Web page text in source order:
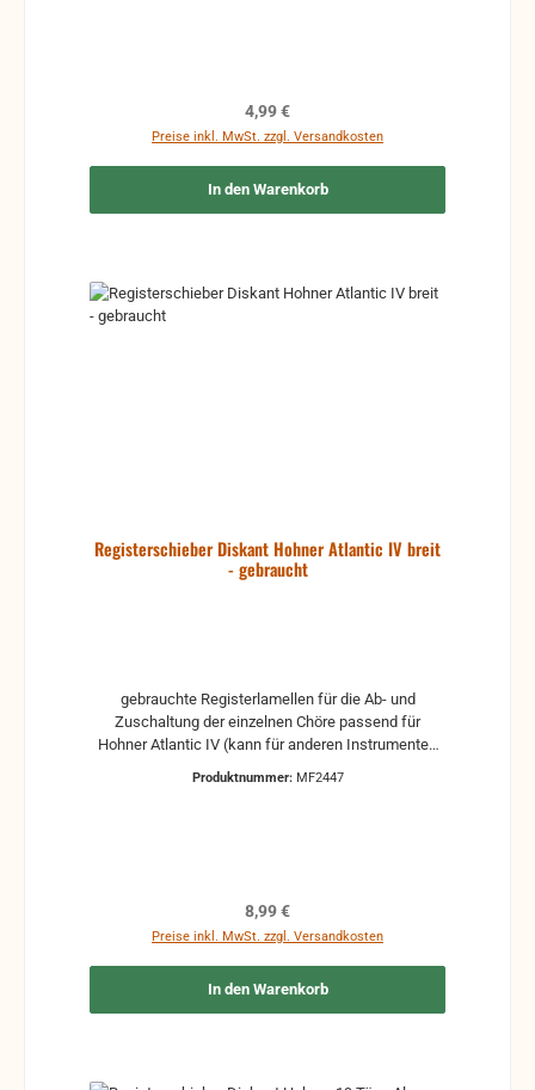
Regulärer Preis:
4,99 €
Preise inkl. MwSt. zzgl. Versandkosten
In den Warenkorb
Registerschieber Diskant Hohner Atlantic IV breit
- gebraucht
gebrauchte Registerlamellen für die Ab- und
Zuschaltung der einzelnen Chöre passend für
Hohner Atlantic IV (kann für anderen Instrumenten
Produktnummer: MF2447
Regulärer Preis:
8,99 €
Preise inkl. MwSt. zzgl. Versandkosten
In den Warenkorb